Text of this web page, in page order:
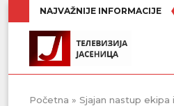
NAJVAŽNIJE INFORMACIJE
Početna » Sjajan nastup